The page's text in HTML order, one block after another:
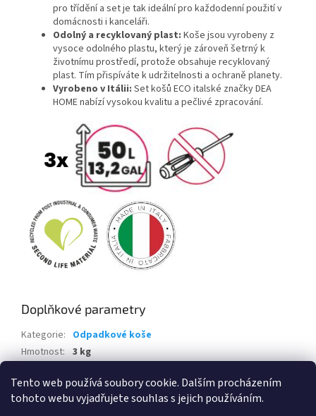
Tento web používá soubory cookie. Dalším procházením
tohoto webu vyjadřujete souhlas s jejich používáním.
pro třídění a set je tak ideální pro každodenní použití v
domácnosti i kanceláři.
Odolný a recyklovaný plast: Koše jsou vyrobeny z
vysoce odolného plastu, který je zároveň šetrný k
životnímu prostředí, protože obsahuje recyklovaný
plast. Tím přispíváte k udržitelnosti a ochraně planety.
Vyrobeno v Itálii: Set košů ECO italské značky DEA
HOME nabízí vysokou kvalitu a pečlivé zpracování.
Doplňkové parametry
Kategorie: Odpadkové koše
Hmotnost: 3 kg